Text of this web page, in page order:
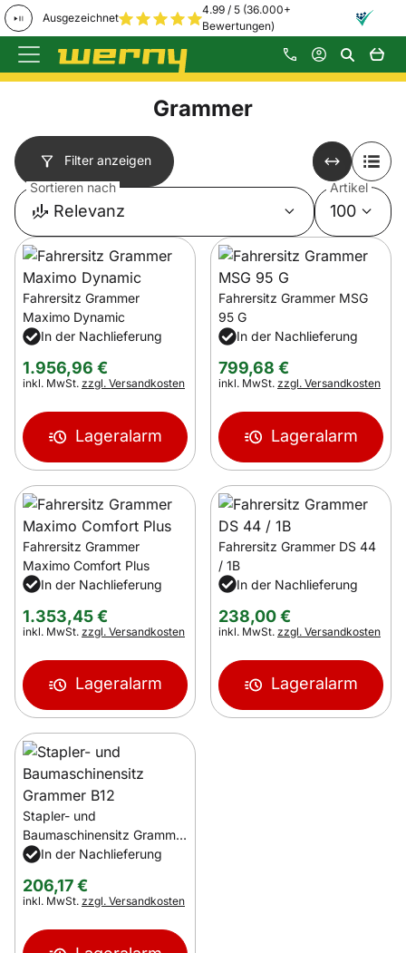
Ausgezeichnet
4.99 / 5 (36.000+
Bewertungen)
Zum Hauptinhalt springen
Grammer
Filter anzeigen
Sortieren nach
Relevanz
Artikel
100
Fahrersitz Grammer
Maximo Dynamic
In der Nachlieferung
1.956,96 €
Steuerhinweis:
inkl. MwSt. zzgl. Versandkosten
Lageralarm
Fahrersitz Grammer MSG
95 G
In der Nachlieferung
799,68 €
Steuerhinweis:
inkl. MwSt. zzgl. Versandkosten
Lageralarm
Fahrersitz Grammer
Maximo Comfort Plus
In der Nachlieferung
1.353,45€
Steuerhinweis:
inkl. MwSt. zzgl. Versandkosten
Lageralarm
Fahrersitz Grammer DS 44
/ 1B
In der Nachlieferung
238,00€
Steuerhinweis:
inkl. MwSt. zzgl. Versandkosten
Lageralarm
Stapler- und
Baumaschinensitz Grammer
B12In der Nachlieferung
206,17€
Steuerhinweis:
inkl. MwSt. zzgl. Versandkosten